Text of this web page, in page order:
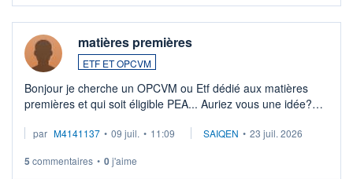
matières premières
ETF ET OPCVM
Bonjour je cherche un OPCVM ou Etf dédié aux matières
premières et qui soit éligible PEA... Auriez vous une idée?
par M4141137 • 09 juil. • 11:09 SAIQEN • 23 juil. 2026
5 commentaires • 0j'aime